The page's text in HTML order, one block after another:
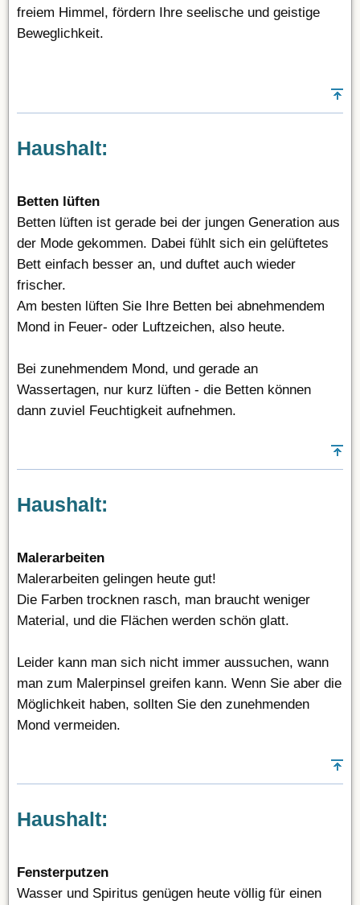
freiem Himmel, fördern Ihre seelische und geistige
Beweglichkeit.
Haushalt:
Betten lüften
Betten lüften ist gerade bei der jungen Generation aus
der Mode gekommen. Dabei fühlt sich ein gelüftetes
Bett einfach besser an, und duftet auch wieder
frischer.
Am besten lüften Sie Ihre Betten bei abnehmendem
Mond in Feuer- oder Luftzeichen, also heute.
Bei zunehmendem Mond, und gerade an
Wassertagen, nur kurz lüften - die Betten können
dann zuviel Feuchtigkeit aufnehmen.
Haushalt:
Malerarbeiten
Malerarbeiten gelingen heute gut!
Die Farben trocknen rasch, man braucht weniger
Material, und die Flächen werden schön glatt.
Leider kann man sich nicht immer aussuchen, wann
man zum Malerpinsel greifen kann. Wenn Sie aber die
Möglichkeit haben, sollten Sie den zunehmenden
Mond vermeiden.
Haushalt:
Fensterputzen
Wasser und Spiritus genügen heute völlig für einen